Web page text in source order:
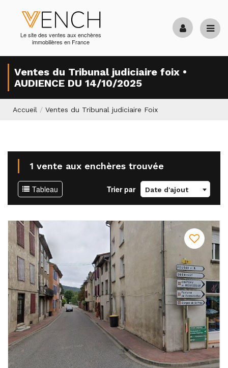
Le site des ventes aux enchères
immobilières en France
Ventes du Tribunal judiciaire foix •
AUDIENCE DU 14/10/2025
Accueil / Ventes du Tribunal judiciaire Foix
1 vente aux enchères trouvée
Tableau Trier par Date d'ajout